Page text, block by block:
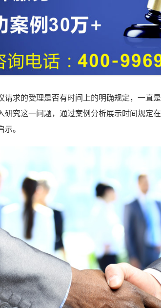
求的受理是否有时间上的明确规定，一直
研究这一问题，通过案例分析展示时间规定
。